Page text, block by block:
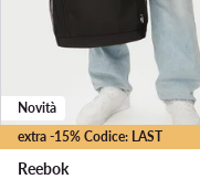
extra -15% Codice: LAST
Novità
Reebok